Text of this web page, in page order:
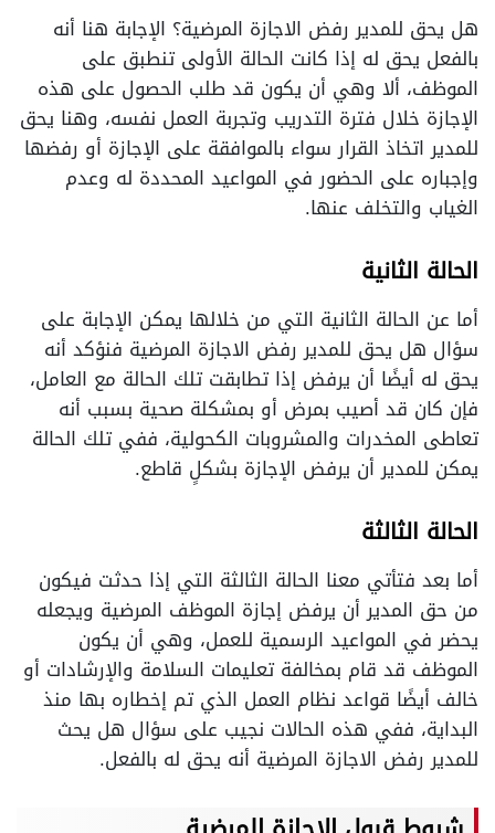
هل يحق للمدير رفض الاجازة المرضية؟ الإجابة هنا أنه
بالفعل يحق له إذا كانت الحالة الأولى تنطبق على
الموظف، ألا وهي أن يكون قد طلب الحصول على هذه
الإجازة خلال فترة التدريب وتجربة العمل نفسه، وهنا يحق
للمدير اتخاذ القرار سواء بالموافقة على الإجازة أو رفضها
وإجباره على الحضور في المواعيد المحددة له وعدم
الغياب والتخلف عنها.
الحالة الثانية
أما عن الحالة الثانية التي من خلالها يمكن الإجابة على
سؤال هل يحق للمدير رفض الاجازة المرضية فنؤكد أنه
يحق له أيضًا أن يرفض إذا تطابقت تلك الحالة مع العامل،
فإن كان قد أصيب بمرض أو بمشكلة صحية بسبب أنه
تعاطى المخدرات والمشروبات الكحولية، ففي تلك الحالة
يمكن للمدير أن يرفض الإجازة بشكلٍ قاطع.
الحالة الثالثة
أما بعد فتأتي معنا الحالة الثالثة التي إذا حدثت فيكون
من حق المدير أن يرفض إجازة الموظف المرضية ويجعله
يحضر في المواعيد الرسمية للعمل، وهي أن يكون
الموظف قد قام بمخالفة تعليمات السلامة والإرشادات أو
خالف أيضًا قواعد نظام العمل الذي تم إخطاره بها منذ
البداية، ففي هذه الحالات نجيب على سؤال هل يحث
للمدير رفض الاجازة المرضية أنه يحق له بالفعل.